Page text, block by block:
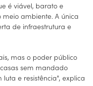
é viável, barato e
ambiente. A única
de infraestrutura e
mas o poder público
sem mandado
luta e resistência", explica